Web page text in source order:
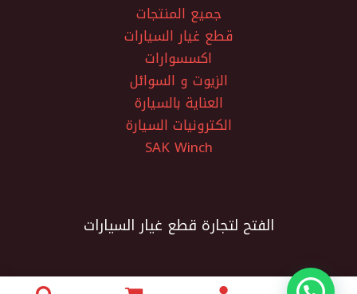
جميع المنتجات
قطع غيار السيارات
اكسسوارات
الزيوت و السوائل
العناية بالسيارة
الكترونيات السيارة
SAK Winch
الفتح لتجارة قطع غيار السيارات